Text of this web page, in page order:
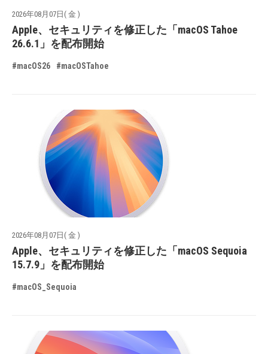
2026年08月07日( 金 )
Apple、セキュリティを修正した「macOS Tahoe
26.6.1」を配布開始
#macOS26 #macOSTahoe
2026年08月07日( 金 )
Apple、セキュリティを修正した「macOS Sequoia
15.7.9」を配布開始
#macOS_Sequoia